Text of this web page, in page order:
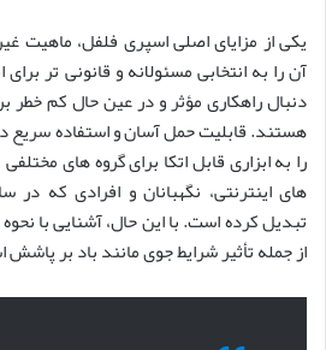
یکی از مزایای اصلی اسپری فلفل، ماهیت
آن را به انتخابی مسئولانه و قانونی تر
دنبال راهکاری مؤثر و در عین حال کم خطر
هستند. قابلیت حمل آسان و استفاده سریع
را به ابزاری قابل اتکا برای گروه های
های اینترنتی، نگهبانان و افرادی که
تبدیل کرده است. با این حال، آشنایی با
از جمله تأثیر شرایط جوی مانند باد بر